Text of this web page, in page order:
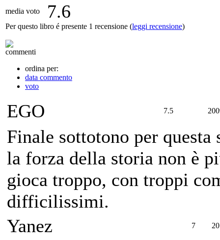
media voto
7.6
Per questo libro é presente 1 recensione (leggi recensione)
commenti
ordina per:
data commento
voto
EGO 7.5
Finale sottotono per
la forza della storia non è
gioca troppo, con troppi
difficilissimi.
Yanez
7